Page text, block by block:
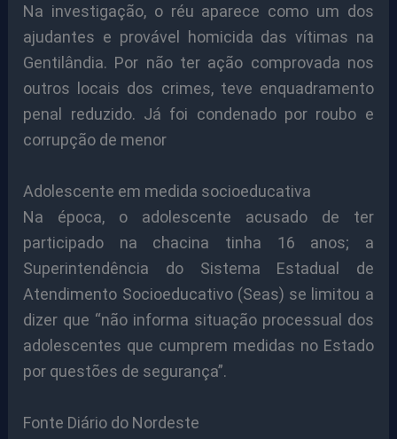
Na investigação, o réu aparece como um dos
ajudantes e provável homicida das vítimas na
Gentilândia. Por não ter ação comprovada nos
outros locais dos crimes, teve enquadramento
penal reduzido. Já foi condenado por roubo e
corrupção de menor
Adolescente em medida socioeducativa
Na época, o adolescente acusado de ter
participado na chacina tinha 16 anos; a
Superintendência do Sistema Estadual de
Atendimento Socioeducativo (Seas) se limitou a
dizer que “não informa situação processual dos
adolescentes que cumprem medidas no Estado
por questões de segurança”.
Fonte Diário do Nordeste